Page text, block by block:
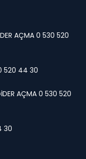
AÇMA 0 530 520
520 44 30
AÇMA 0 530 520
30